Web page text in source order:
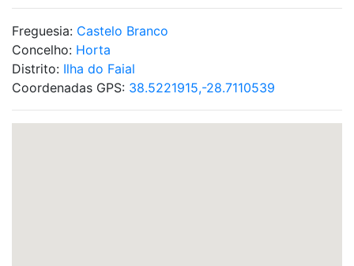
Freguesia: Castelo Branco
Concelho: Horta
Distrito: Ilha do Faial
Coordenadas GPS: 38.5221915,-28.7110539